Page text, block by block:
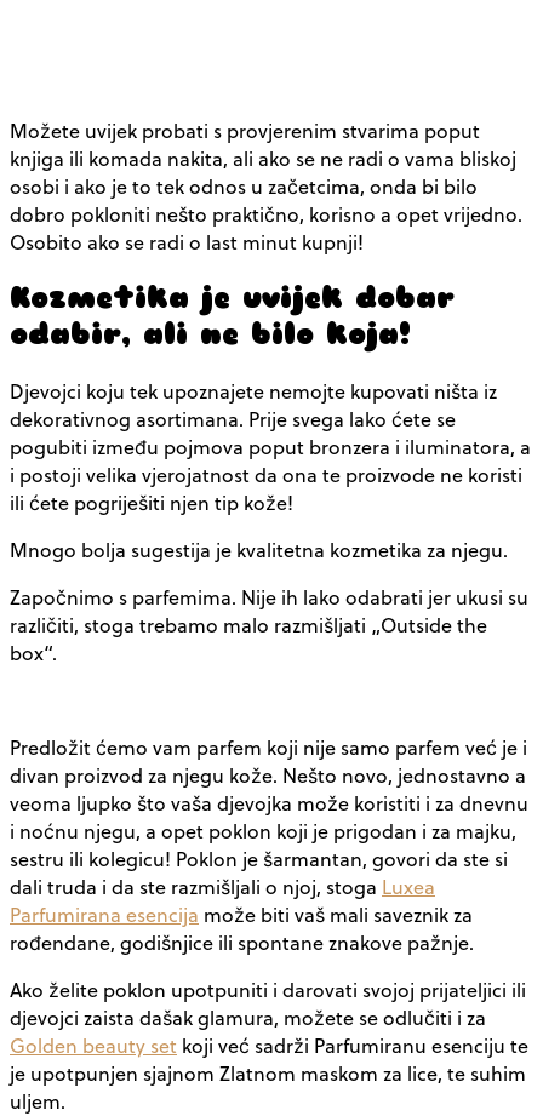
Možete uvijek probati s provjerenim stvarima poput
knjiga ili komada nakita, ali ako se ne radi o vama bliskoj
osobi i ako je to tek odnos u začetcima, onda bi bilo
dobro pokloniti nešto praktično, korisno a opet vrijedno.
Osobito ako se radi o last minut kupnji!
Kozmetika je uvijek dobar
odabir, ali ne bilo koja!
Djevojci koju tek upoznajete nemojte kupovati ništa iz
dekorativnog asortimana. Prije svega lako ćete se
pogubiti između pojmova poput bronzera i iluminatora, a
i postoji velika vjerojatnost da ona te proizvode ne koristi
ili ćete pogriješiti njen tip kože!
Mnogo bolja sugestija je kvalitetna kozmetika za njegu.
Započnimo s parfemima. Nije ih lako odabrati jer ukusi su
različiti, stoga trebamo malo razmišljati „Outside the
box“.
Predložit ćemo vam parfem koji nije samo parfem već je i
divan proizvod za njegu kože. Nešto novo, jednostavno a
veoma ljupko što vaša djevojka može koristiti i za dnevnu
i noćnu njegu, a opet poklon koji je prigodan i za majku,
sestru ili kolegicu! Poklon je šarmantan, govori da ste si
dali truda i da ste razmišljali o njoj, stoga Luxea
Parfumirana esencija može biti vaš mali saveznik za
rođendane, godišnjice ili spontane znakove pažnje.
Ako želite poklon upotpuniti i darovati svojoj prijateljici ili
djevojci zaista dašak glamura, možete se odlučiti i za
Golden beauty set koji već sadrži Parfumiranu esenciju te
je upotpunjen sjajnom Zlatnom maskom za lice, te suhim
uljem.